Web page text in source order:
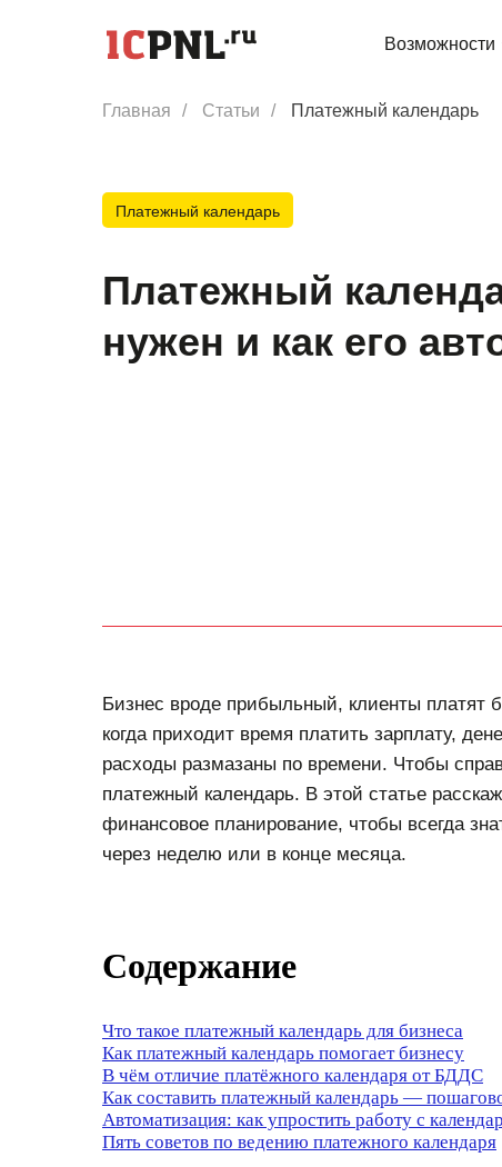
Возможности
Главная / Статьи / Платежный календарь
Платежный календарь
Платежный
нужен и как его
Бизнес вроде прибыльный, клиенты платят
когда приходит время платить зарплату,
расходы размазаны по времени. Чтобы
платежный календарь. В этой статье
финансовое планирование, чтобы всегда
через неделю или в конце месяца.
Содержание
Что такое платежный календарь для бизнеса
Как платежный календарь помогает бизнесу
В чём отличие платёжного календаря от БДДС
Как составить платежный календарь —
Автоматизация: как упростить работу с
Пять советов по ведению платежного календаря